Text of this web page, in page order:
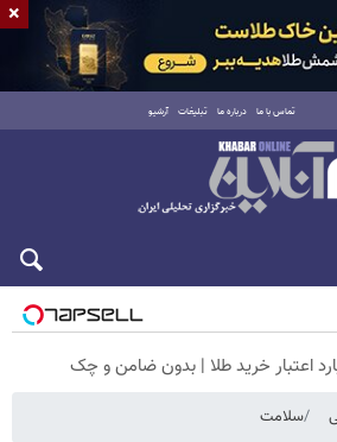
تماس با ما درباره ما تبلیغات آرشیو
۱۴۰۵
سلامت
×